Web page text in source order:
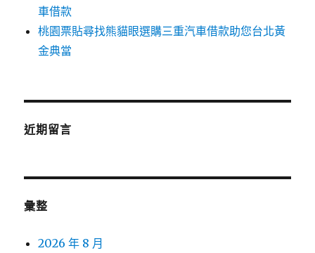
車借款
桃園票貼尋找熊貓眼選購三重汽車借款助您台北黃
金典當
近期留言
彙整
2026 年 8 月